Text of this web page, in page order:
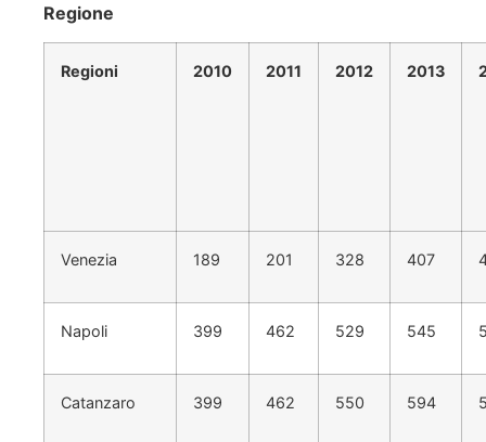
Regione
Regioni 2010 2011 2012 2013
Venezia 189 201 328 407
Napoli 399 462 529 545
Catanzaro 399 462 550 594